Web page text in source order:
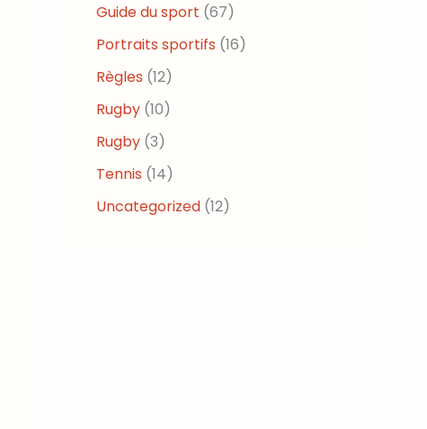
Guide du sport (67)
Portraits sportifs (16)
Règles (12)
Rugby (10)
Rugby (3)
Tennis (14)
Uncategorized (12)